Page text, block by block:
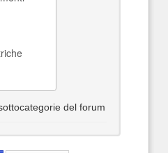
del forum